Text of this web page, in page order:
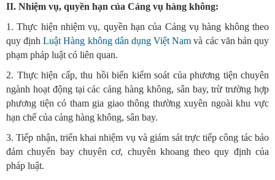
II. Nhiệm vụ, quyền hạn của Cảng vụ hàng không:
1. Thực hiện nhiệm vụ, quyền hạn của Cảng vụ hàng không theo
quy địnhLuật Hàng không dân dụng Việt Nam và các văn bản quy
phạm pháp luật có liên quan.
2. Thực hiện cấp, thu hồi biển kiểm soát của phương tiện chuyên
ngành hoạt động tại các cảng hàng không, sân bay, trừ trường hợp
phương tiện có tham gia giao thông thường xuyên ngoài khu vực
hạn chế của cảng hàng không, sân bay.
3. Tiếp nhận, triển khai nhiệm vụ và giám sát trực tiếp công tác bảo
đảm chuyến bay chuyên cơ, chuyên khoang theo quy định của
pháp luật.